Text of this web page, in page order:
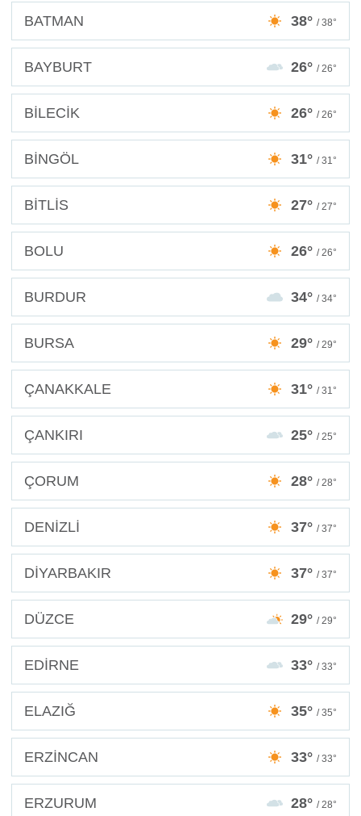
BATMAN 38° / 38°
BAYBURT 26° / 26°
BİLECİK 26° / 26°
BİNGÖL 31° / 31°
BİTLİS 27° / 27°
BOLU 26° / 26°
BURDUR 34° / 34°
BURSA 29° / 29°
ÇANAKKALE 31° / 31°
ÇANKIRI 25° / 25°
ÇORUM 28° / 28°
DENİZLİ 37° / 37°
DİYARBAKIR 37° / 37°
DÜZCE 29° / 29°
EDİRNE 33° / 33°
ELAZIĞ 35° / 35°
ERZİNCAN 33° / 33°
ERZURUM 28° / 28°